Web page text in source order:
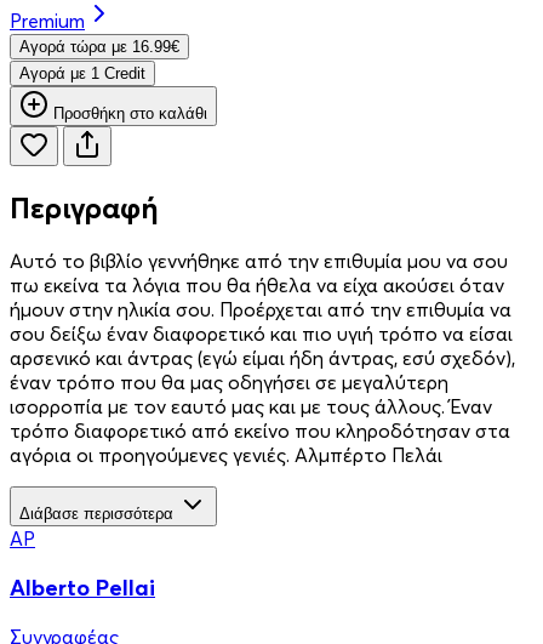
Premium
Aγορά τώρα με 16.99€
Aγορά με 1 Credit
Προσθήκη στο καλάθι
Περιγραφή
Αυτό το βιβλίο γεννήθηκε από την επιθυμία μου να σου
πω εκείνα τα λόγια που θα ήθελα να είχα ακούσει όταν
ήμουν στην ηλικία σου. Προέρχεται από την επιθυμία να
σου δείξω έναν διαφορετικό και πιο υγιή τρόπο να είσαι
αρσενικό και άντρας (εγώ είμαι ήδη άντρας, εσύ σχεδόν),
έναν τρόπο που θα μας οδηγήσει σε μεγαλύτερη
ισορροπία με τον εαυτό μας και με τους άλλους. Έναν
τρόπο διαφορετικό από εκείνο που κληροδότησαν στα
αγόρια οι προηγούμενες γενιές. Αλμπέρτο Πελάι
Διάβασε περισσότερα
AP
Alberto Pellai
Συγγραφέας